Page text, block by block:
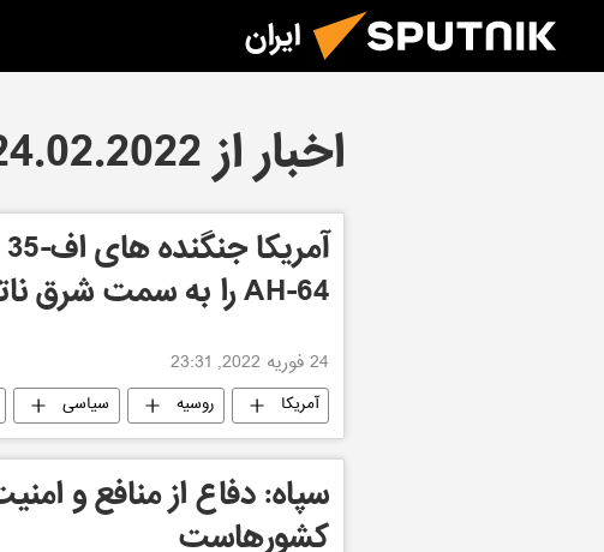
ایران
اخبار از 24.02.2022
AH-64 را به سمت شرق ناتو فرستاد
24 فوریه 2022, 23:31
آمریکا روسیه سیاسی
سپاه: دفاع از منافع و
کشورهاست